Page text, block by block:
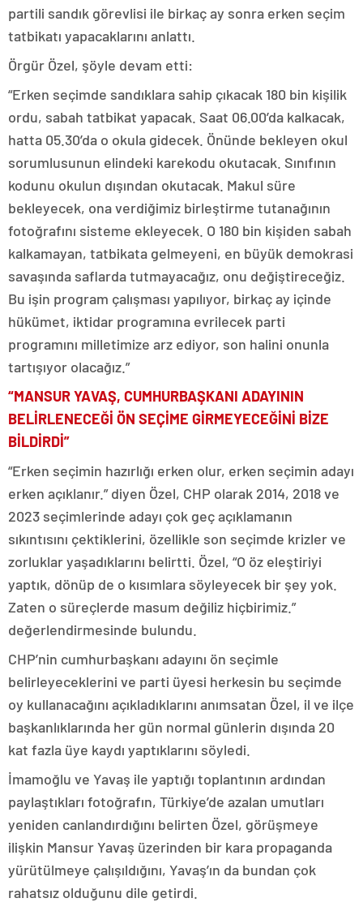
partili sandık görevlisi ile birkaç ay sonra erken seçim
tatbikatı yapacaklarını anlattı.
Örgür Özel, şöyle devam etti:
“Erken seçimde sandıklara sahip çıkacak 180 bin kişilik
ordu, sabah tatbikat yapacak. Saat 06.00’da kalkacak,
hatta 05.30’da o okula gidecek. Önünde bekleyen okul
sorumlusunun elindeki karekodu okutacak. Sınıfının
kodunu okulun dışından okutacak. Makul süre
bekleyecek, ona verdiğimiz birleştirme tutanağının
fotoğrafını sisteme ekleyecek. O 180 bin kişiden sabah
kalkamayan, tatbikata gelmeyeni, en büyük demokrasi
savaşında saflarda tutmayacağız, onu değiştireceğiz.
Bu işin program çalışması yapılıyor, birkaç ay içinde
hükümet, iktidar programına evrilecek parti
programını milletimize arz ediyor, son halini onunla
tartışıyor olacağız.”
“MANSUR YAVAŞ, CUMHURBAŞKANI ADAYININ
BELİRLENECEĞİ ÖN SEÇİME GİRMEYECEĞİNİ BİZE
BİLDİRDİ”
“Erken seçimin hazırlığı erken olur, erken seçimin adayı
erken açıklanır.” diyen Özel, CHP olarak 2014, 2018 ve
2023 seçimlerinde adayı çok geç açıklamanın
sıkıntısını çektiklerini, özellikle son seçimde krizler ve
zorluklar yaşadıklarını belirtti. Özel, “O öz eleştiriyi
yaptık, dönüp de o kısımlara söyleyecek bir şey yok.
Zaten o süreçlerde masum değiliz hiçbirimiz.”
değerlendirmesinde bulundu.
CHP’nin cumhurbaşkanı adayını ön seçimle
belirleyeceklerini ve parti üyesi herkesin bu seçimde
oy kullanacağını açıkladıklarını anımsatan Özel, il ve ilçe
başkanlıklarında her gün normal günlerin dışında 20
kat fazla üye kaydı yaptıklarını söyledi.
İmamoğlu ve Yavaş ile yaptığı toplantının ardından
paylaştıkları fotoğrafın, Türkiye’de azalan umutları
yeniden canlandırdığını belirten Özel, görüşmeye
ilişkin Mansur Yavaş üzerinden bir kara propaganda
yürütülmeye çalışıldığını, Yavaş’ın da bundan çok
rahatsız olduğunu dile getirdi.